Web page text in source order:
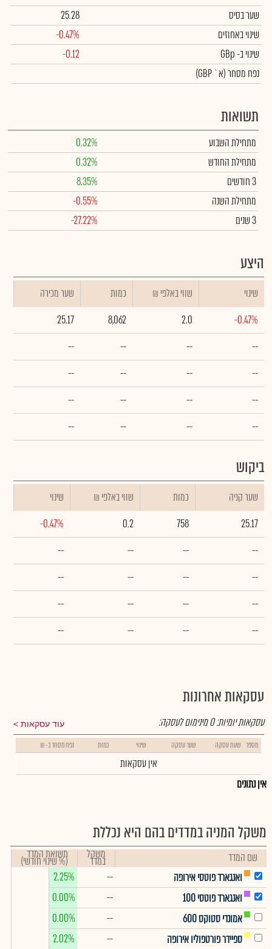
שער בסיס
25.28
שינוי באחוזים
-0.47%
שינויב- GBp
-0.12
נפח מסחר(א` GBP)
תשואות
מתחילת השבוע
0.32%
מתחילת החודש
0.32%
3 חודשים
8.35%
מתחילת השנה
-0.55%
3 שנים
-27.22%
היצע
שינוי ₪ שווי באלפי כמות
שער מכירה
-0.47%
2.0
8,062
25.17
--
--
--
--
--
--
--
--
--
--
--
--
--
--
--
--
ביקוש
שער קניה כמות ₪ שווי באלפי
שינוי
25.17
758
0.2
-0.47%
--
--
--
--
--
--
--
--
--
--
--
--
--
--
--
--
עסקאות אחרונות
עוד עסקאות עסקאות יומיות:0מינימום לעסקה:
מספר שעת עסקה שער עסקה שינוי כמות נפח מסחר ב- ₪
אין עסקאות
אין נתונים
משקל המניה במדדים בהם היא נכללת
שם המדד משקל
במדד תשואת המדד
(% שינוי חודשי)
ואנגארד פוטסי אירופה
--
2.25%
ואנגארד פוטסי 100
--
0.00%
אמונדי סטוקס 600
--
0.00%
ספיידר פורטפוליו אירופה
--
2.02%